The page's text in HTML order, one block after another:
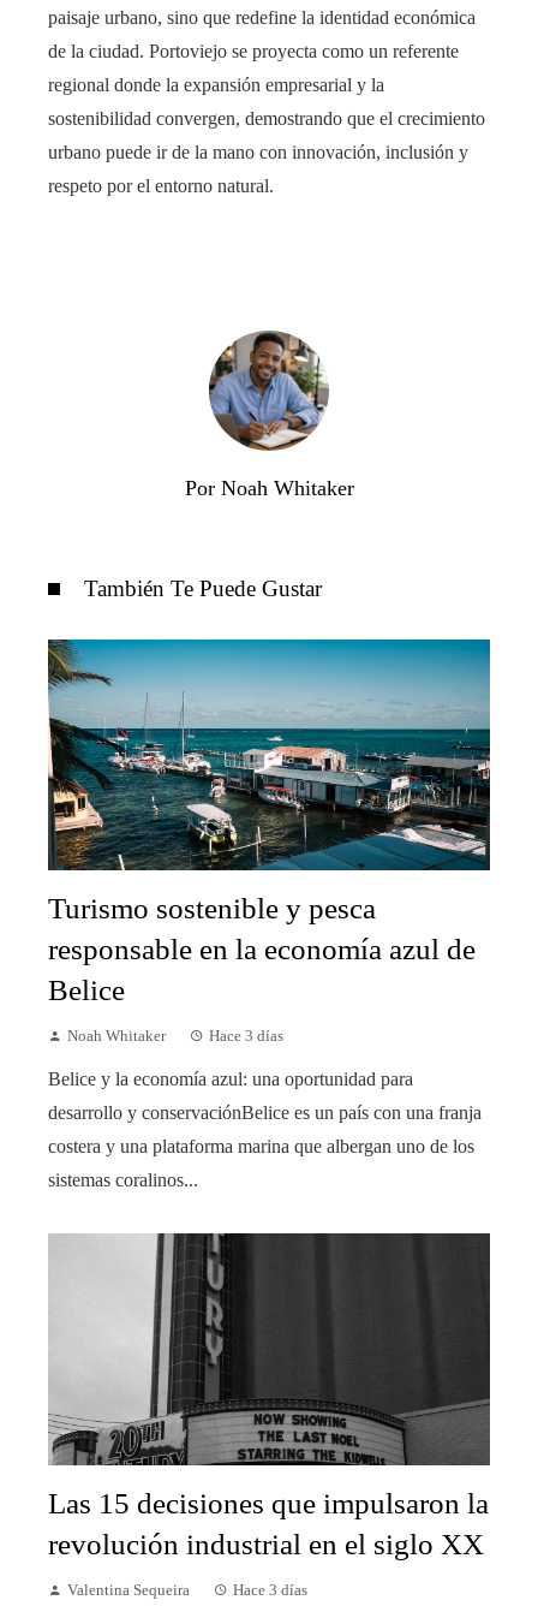
paisaje urbano, sino que redefine la identidad económica
de la ciudad. Portoviejo se proyecta como un referente
regional donde la expansión empresarial y la
sostenibilidad convergen, demostrando que el crecimiento
urbano puede ir de la mano con innovación, inclusión y
respeto por el entorno natural.
Por Noah Whitaker
También Te Puede Gustar
Turismo sostenible y pesca
responsable en la economía azul de
Belice
Noah Whitaker Hace 3 días
Belice y la economía azul: una oportunidad para
desarrollo y conservaciónBelice es un país con una franja
costera y una plataforma marina que albergan uno de los
sistemas coralinos...
Las 15 decisiones que impulsaron la
revolución industrial en el siglo XX
Valentina Sequeira Hace 3 días